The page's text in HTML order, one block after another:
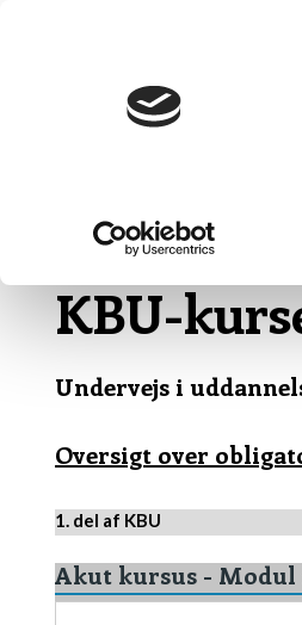
FORSIDE
Navigation:Kurser»KBU kurser i
KBU-
Undervejs i
​Oversigt over
1. del af KBU
​Akut kursus - Modul